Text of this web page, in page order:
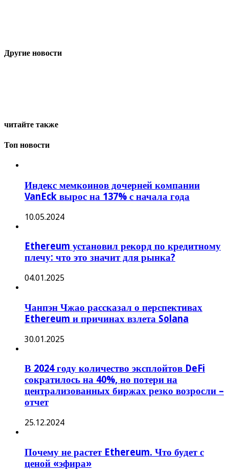
Другие новости
читайте также
Топ новости
Индекс мемкоинов дочерней компании
VanEck вырос на 137% с начала года
10.05.2024
Ethereum установил рекорд по кредитному
плечу: что это значит для рынка?
04.01.2025
Чанпэн Чжао рассказал о перспективах
Ethereum и причинах взлета Solana
30.01.2025
В 2024 году количество эксплойтов DeFi
сократилось на 40%, но потери на
централизованных биржах резко возросли –
отчет
25.12.2024
Почему не растет Ethereum. Что будет с
ценой «эфира»